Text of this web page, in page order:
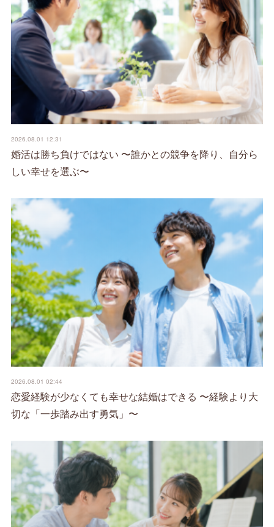
2026.08.01 12:31
婚活は勝ち負けではない 〜誰かとの競争を降り、自分ら
しい幸せを選ぶ〜
2026.08.01 02:44
恋愛経験が少なくても幸せな結婚はできる 〜経験より大
切な「一歩踏み出す勇気」〜